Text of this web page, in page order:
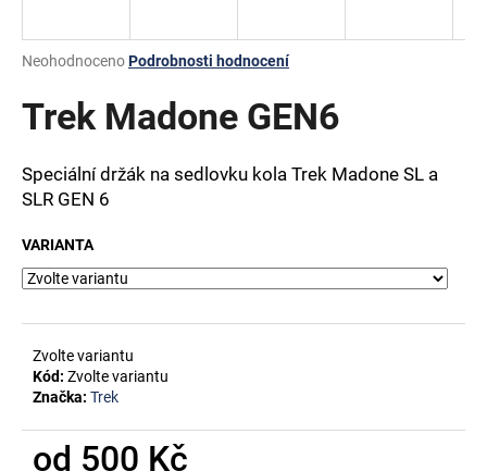
Průměrné
produktu
5
hvězdiček.
NeohodnocenoPodrobnosti hodnocení
Trek Madone GEN6
Speciální držák na sedlovku kola Trek Madone SL a
SLR GEN 6
VARIANTA
Zvolte variantu
Kód: Zvolte variantu
Značka: Trek
od 500 Kč
j
t
D
o
p